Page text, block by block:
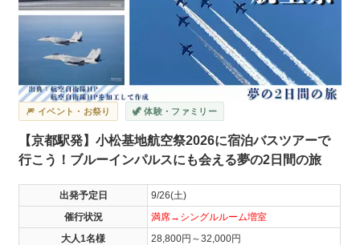
🎆 イベント・お祭り 🦖 体験・ファミリー
【京都駅発】小松基地航空祭2026に宿泊バスツアーで
行こう！ブルーインパルスにも会える夢の2日間の旅
出発予定日
9/26(土)
催行状況
満席→シングルルーム増室
大人1名様
28,800円～32,000円